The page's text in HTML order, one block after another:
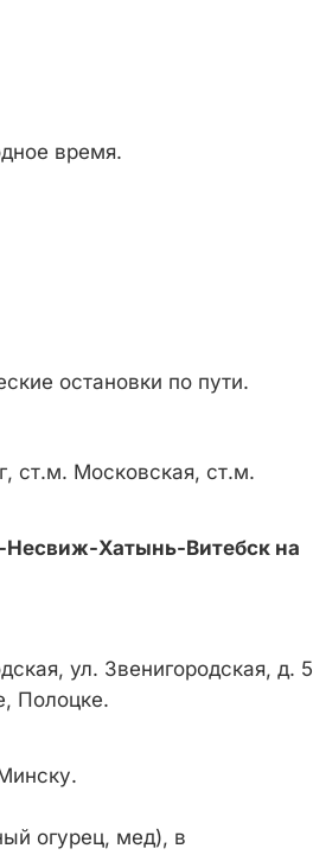
время.
остановки по пути.
ст.м. Московская, ст.м.
Хатынь-Витебск на
ул. Звенигородская, д. 5
Полоцке.
огурец, мед), в